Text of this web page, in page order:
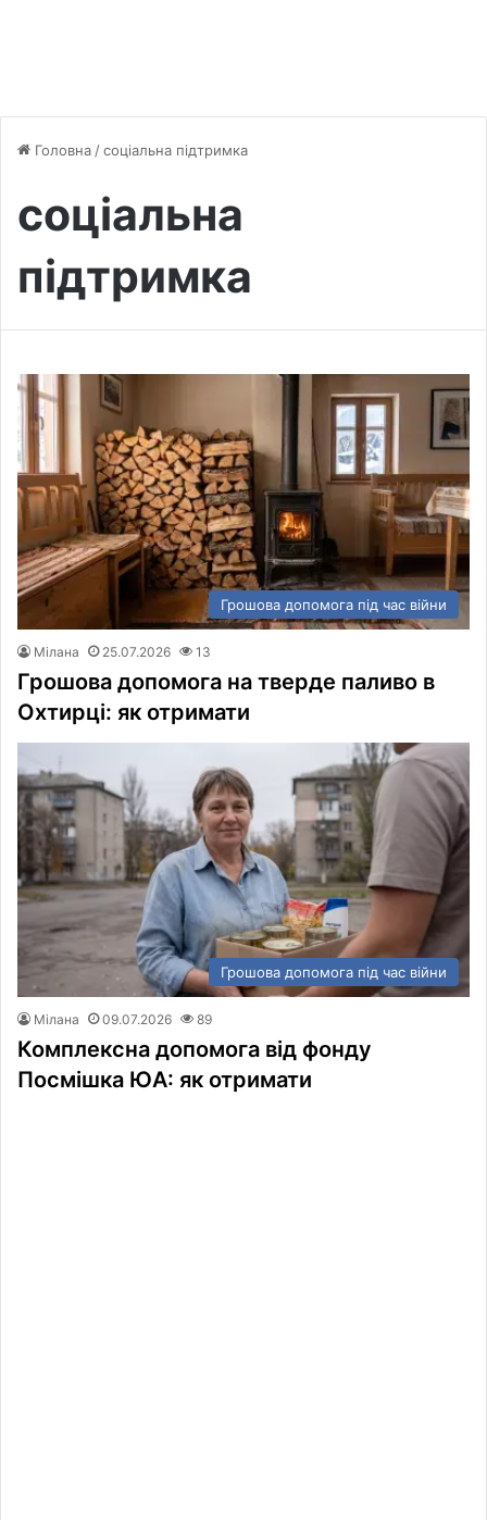
Головна /соціальна підтримка
соціальна
підтримка
Грошова допомога під час війни
Мілана 25.07.2026 13
Грошова допомога на тверде паливо в
Охтирці: як отримати
Грошова допомога під час війни
Мілана 09.07.2026 89
Комплексна допомога від фонду
Посмішка ЮА: як отримати